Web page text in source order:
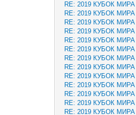
RE: 2019 КУБОК
RE: 2019 КУБОК
RE: 2019 КУБОК
RE: 2019 КУБОК
RE: 2019 КУБОК
RE: 2019 КУБОК
RE: 2019 КУБОК
RE: 2019 КУБОК
RE: 2019 КУБОК
RE: 2019 КУБОК
RE: 2019 КУБОК
RE: 2019 КУБОК
RE: 2019 КУБОК